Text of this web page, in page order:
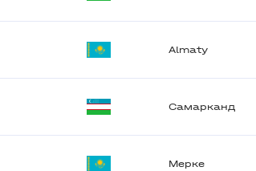
Almaty
Самарканд
Мерке